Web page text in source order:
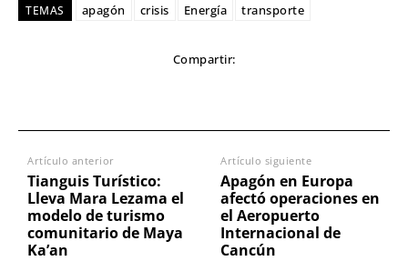
TEMAS apagón crisis Energía transporte
Compartir:
Artículo anterior
Tianguis Turístico:
Lleva Mara Lezama el
modelo de turismo
comunitario de Maya
Ka’an
Artículo siguiente
Apagón en Europa
afectó operaciones en
el Aeropuerto
Internacional de
Cancún